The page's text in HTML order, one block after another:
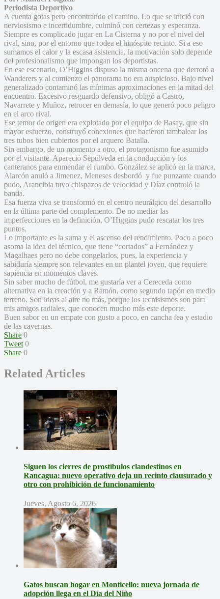
Periodista Deportivo
A cuenta gotas pero encontrando el camino. Lo que se inició con
nerviosismo e incertidumbre, culminó con certezas y esperanza.
Siempre es complicado jugar en La Cisterna y no por el nivel del
rival, sino, por el entorno que rodea el hinóspito recinto. Si a eso
sumamos el calor y la escasa asistencia, la motivación solo depende
del profesionalismo que impongan los deportistas.
En ese escenario, O’Higgins dispuso la misma oncena que derrotó a
Wanderers y al comienzo el panorama no era auspicioso. Bajo nivel
generalizado contaminó las mínimas aproximaciones en la mitad del
encuentro. Excesivo resguardo defensivo, obligó a Castro,
Navarrete y Muñoz, retrocer en demasía, lo que generó poco peligro
en el arco rival.
Ese temor de origen era explotado por el equipo de Basay, que sin
mayor esfuerzo, construyó conexiones que hacieron tambalear los
tres tubos bien cubiertos por el arquero Batalla.
Sin embargo, de un momento a otro, el protagonismo fue asumido
por el visitante. Apareció Sepúlveda en la conducción y los
canteranos para enmendar el rumbo. González se aplicó en la marca,
Alarcón anuló a Jimenez, Meneses desbordó y fue punzante cuando
pudo, Arancibia tuvo chispazos de velocidad y Díaz controló la
banda.
Esa fuerza viva se transformó en el centro neurálgico del desarrollo
en la última parte del complemento. De no mediar las
imperfecciones en la definición, O’Higgins pudo rescatar los tres
puntos.
Lo importante es la suma y el ascenso del rendimiento. Poco a poco
asoma la idea del técnico, que tiene “cortados” a Fernández y
Magalhaes pero no debe congelarlos, pues, la experiencia y
sabiduría siempre son relevantes en un plantel joven, que requiere
sapiencia en momentos claves.
Sin saber mucho de fútbol, me gustaría ver a Cereceda como
alternativa en la creación y a Ramón, como segundo tapón en medio
terreno. Son ideas al aire no más, porque los tecnisismos son para
mis amigos radiales, que conocen mucho más este deporte.
Buen sabor en un empate con gusto a poco, en cancha fea y estadio
de las cavernas.
Share 0
Tweet 0
Share 0
Related Articles
Siguen los cierres de prostíbulos clandestinos en
Rancagua: nuevo operativo deja un recinto clausurado y
otro con prohibición de funcionamiento
Jueves, Agosto 6, 2026
Gatos buscan hogar en Monticello: nueva jornada de
adopción llega en el Día del Niño